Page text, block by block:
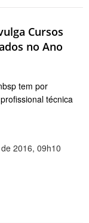
Cursos
no Ano
tem por
técnica
2016, 09h10